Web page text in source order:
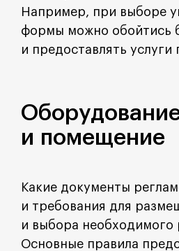
Например, при выборе
формы можно обойтись
и предоставлять услуги
и помещение
Какие документы
и требования для
и выбора необходимого
Основные правила